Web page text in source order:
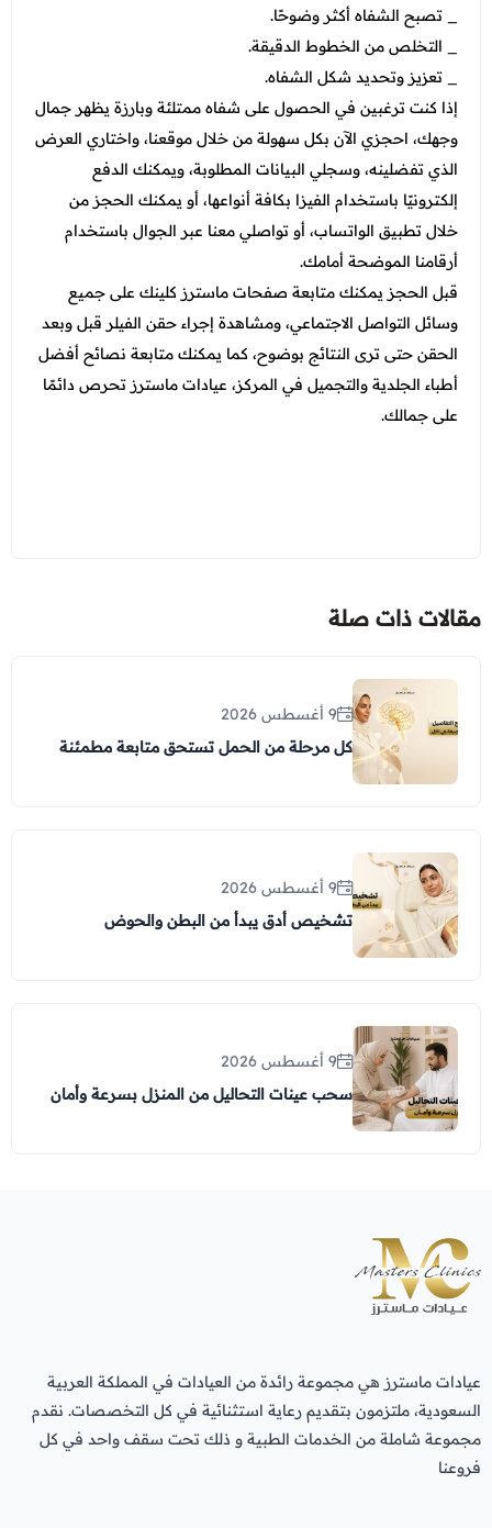
_ تصبح الشفاه أكثر وضوحًا.
_ التخلص من الخطوط الدقيقة.
_ تعزيز وتحديد شكل الشفاه.
إذا كنت ترغبين في الحصول على شفاه ممتلئة وبارزة يظهر جمال
وجهك، احجزي الآن بكل سهولة من خلال موقعنا، واختاري العرض
الذي تفضلينه، وسجلي البيانات المطلوبة، ويمكنك الدفع
إلكترونيًا باستخدام الفيزا بكافة أنواعها، أو يمكنك الحجز من
خلال تطبيق الواتساب، أو تواصلي معنا عبر الجوال باستخدام
أرقامنا الموضحة أمامك.
قبل الحجز يمكنك متابعة صفحات ماسترز كلينك على جميع
وسائل التواصل الاجتماعي، ومشاهدة إجراء حقن الفيلر قبل وبعد
الحقن حتى ترى النتائج بوضوح، كما يمكنك متابعة نصائح أفضل
أطباء الجلدية والتجميل في المركز، عيادات ماسترز تحرص دائمًا
على جمالك.
مقالات ذات صلة
9 أغسطس 2026
كل مرحلة من الحمل تستحق متابعة مطمئنة
9 أغسطس 2026
تشخيص أدق يبدأ من البطن والحوض
9 أغسطس 2026
سحب عينات التحاليل من المنزل بسرعة وأمان
عيادات ماسترز هي مجموعة رائدة من العيادات في المملكة العربية
السعودية، ملتزمون بتقديم رعاية استثنائية في كل التخصصات. نقدم
مجموعة شاملة من الخدمات الطبية و ذلك تحت سقف واحد في كل
فروعنا